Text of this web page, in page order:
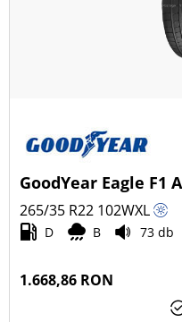
GoodYear Eagle F1
265/35 R22 102WXL
D B 73 db
1.668,86 RON